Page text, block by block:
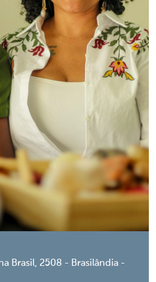
Brasil, 2508 - Brasilândia -